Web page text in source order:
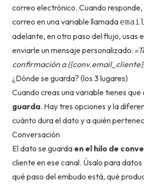
correo electrónico. Cuando
correo en una variable llamada
adelante, en otro paso del flujo, usas
enviarle un mensaje personalizado:
confirmación a
¿Dónde se guarda? (los 3 lugares)
Cuando creas una variable tienes que
guarda. Hay tres opciones y la
cuánto dura el dato y a quién
Conversación
El dato se guarda en el hilo de
cliente en ese canal. Úsalo para
qué paso del embudo está, qué